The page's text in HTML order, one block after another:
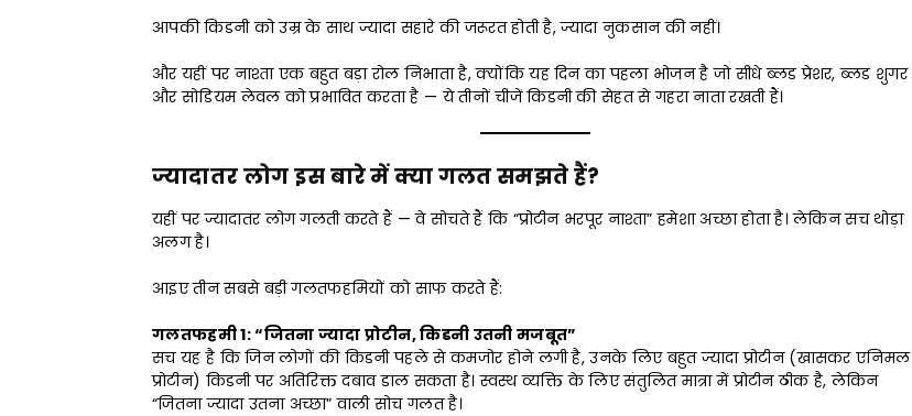
आपकी किडनी को उम्र के साथ ज्यादा सहारे की जरूरत होती है, ज्यादा नुकसान की नहीं।
और यहीं पर नाश्ता एक बहुत बड़ा रोल निभाता है, क्योंकि यह दिन का पहला भोजन है जो सीधे ब्लड प्रेशर, ब्लड शुगर
और सोडियम लेवल को प्रभावित करता है — ये तीनों चीजें किडनी की सेहत से गहरा नाता रखती हैं।
ज्यादातर लोग इस बारे में क्या गलत समझते हैं?
यहीं पर ज्यादातर लोग गलती करते हैं — वे सोचते हैं कि “प्रोटीन भरपूर नाश्ता” हमेशा अच्छा होता है। लेकिन सच थोड़ा
अलग है।
आइए तीन सबसे बड़ी गलतफहमियों को साफ करते हैं:
गलतफहमी 1: “जितना ज्यादा प्रोटीन, किडनी उतनी मजबूत”
सच यह है कि जिन लोगों की किडनी पहले से कमजोर होने लगी है, उनके लिए बहुत ज्यादा प्रोटीन (खासकर एनिमल
प्रोटीन) किडनी पर अतिरिक्त दबाव डाल सकता है। स्वस्थ व्यक्ति के लिए संतुलित मात्रा में प्रोटीन ठीक है, लेकिन
“जितना ज्यादा उतना अच्छा” वाली सोच गलत है।